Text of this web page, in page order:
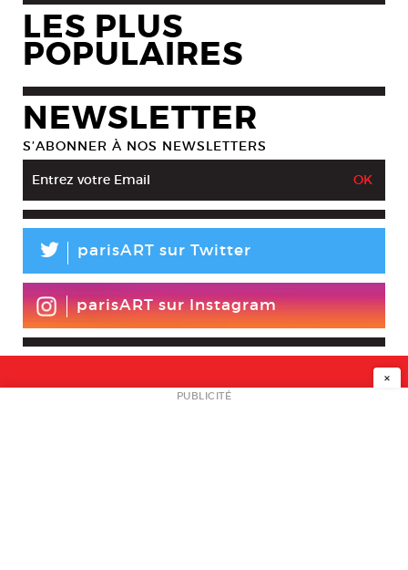
LES PLUS
POPULAIRES
NEWSLETTER
S’ABONNER À NOS NEWSLETTERS
L parisART sur Twitter
parisART sur Instagram
NEWSLETTER
×
PUBLICITÉ